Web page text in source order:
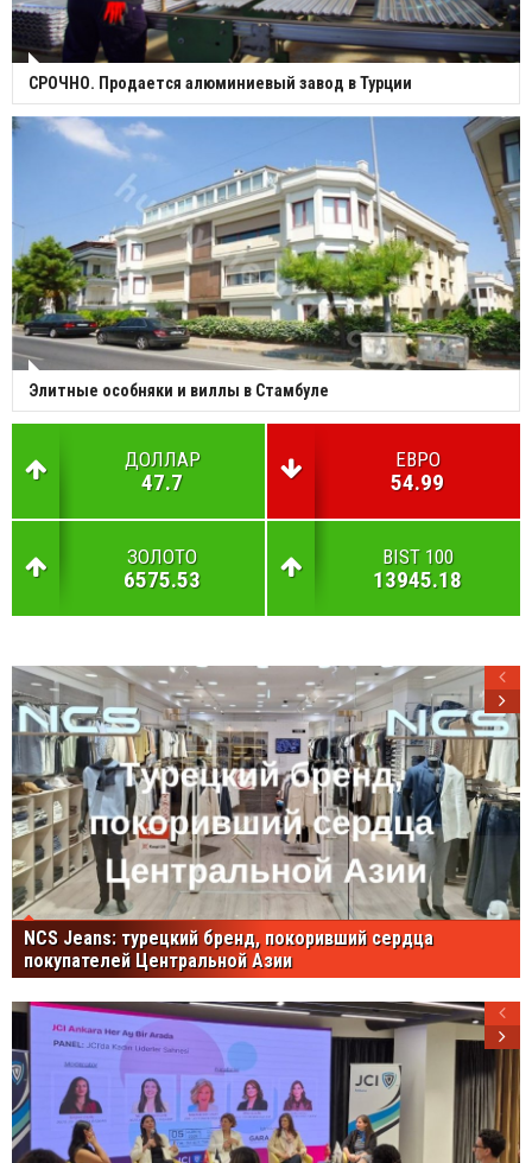
СРОЧНО. Продается алюминиевый завод в Турции
Элитные особняки и виллы в Стамбуле
ДОЛЛАР
47.7
ЕВРО
54.99
ЗОЛОТО
6575.53
BIST 100
13945.18
NCS Jeans: турецкий бренд, покоривший сердца
покупателей Центральной Азии